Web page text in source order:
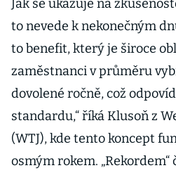
Jak se ukazuje na
to nevede k nekonečným
to benefit, který je široce
zaměstnanci v průměru
dovolené ročně, což
standardu,“ říká Klusoň z
(WTJ), kde tento koncept
osmým rokem.